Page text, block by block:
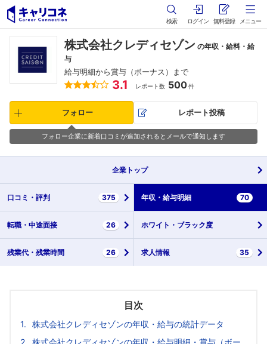
検索 ログイン 無料登録 メニュー
株式会社クレディセゾン の年収・給料・給
与
給与明細から賞与（ボーナス）まで
3.1 レポート数 500件
フォロー レポート投稿
フォロー企業に新着口コミが追加されるとメールで通知します
企業 トップ
口コミ・ 評判 375 年収・ 給与明細 70
転職・ 中途面接 26 ホワイト・ ブラック度
残業代・ 残業時間 26 求人情報 35
目次
株式会社クレディセゾンの年収・給与の統計データ
株式会社クレディセゾンの年収・給与明細・賞与（ボー